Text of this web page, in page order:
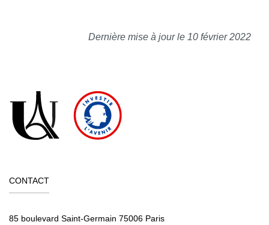
Dernière mise à jour le 10 février 2022
CONTACT
85 boulevard Saint-Germain 75006 Paris